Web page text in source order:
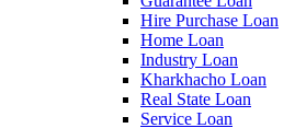
Hire Purchase Loan
Home Loan
Industry Loan
Kharkhacho Loan
Real State Loan
Service Loan